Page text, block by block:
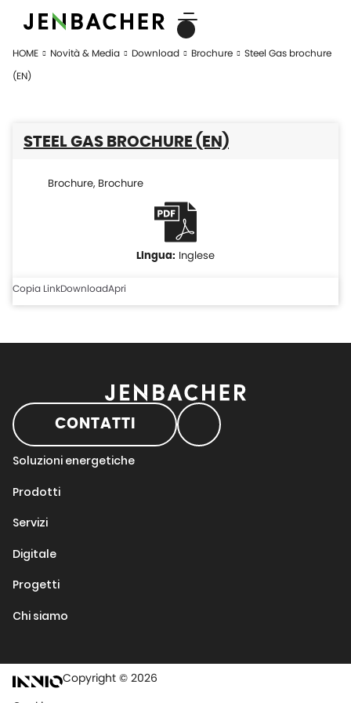
HOME Novità & Media Download Brochure
Steel Gas brochure
(EN)
STEEL GAS BROCHURE (EN)
Brochure, Brochure
Inglese
Copia LinkDownloadApri
CONTATTI
Soluzioni energetiche
Prodotti
Servizi
Digitale
Progetti
Chi siamo
Copyright © 2026